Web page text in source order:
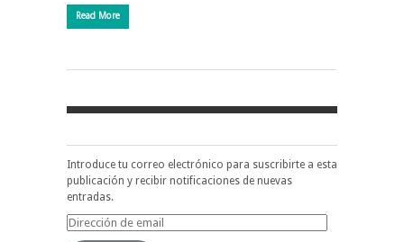
Read More
Introduce tu correo electrónico para suscribirte a esta
publicación y recibir notificaciones de nuevas
entradas.
Dirección